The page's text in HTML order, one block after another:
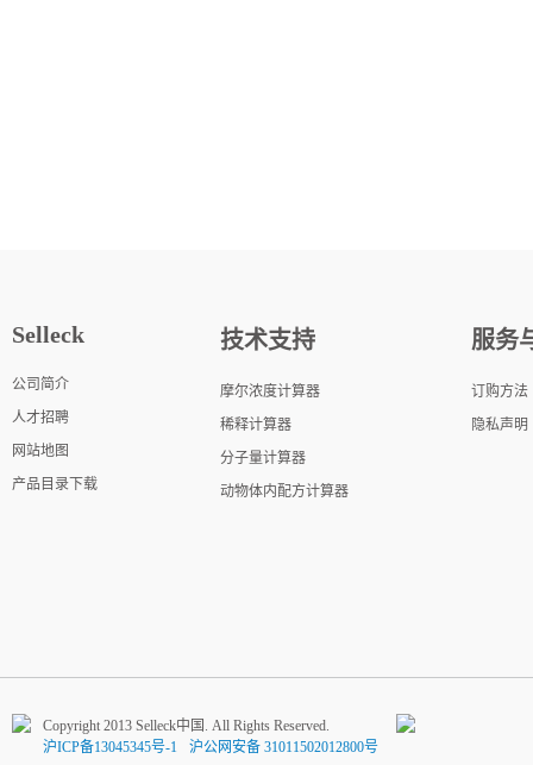
Selleck
公司简介
人才招聘
网站地图
产品目录下载
技术支持
摩尔浓度计算器
稀释计算器
分子量计算器
动物体内配方计算器
服务
订购方法
隐私声明
Copyright 2013 Selleck中国. All Rights Reserved.
沪ICP备13045345号-1
沪公网安备 31011502012800号